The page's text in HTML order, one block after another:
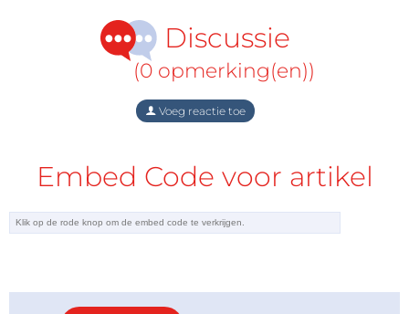
Discussie
(0 opmerking(en))
Voeg reactie toe
Embed Code voor artikel